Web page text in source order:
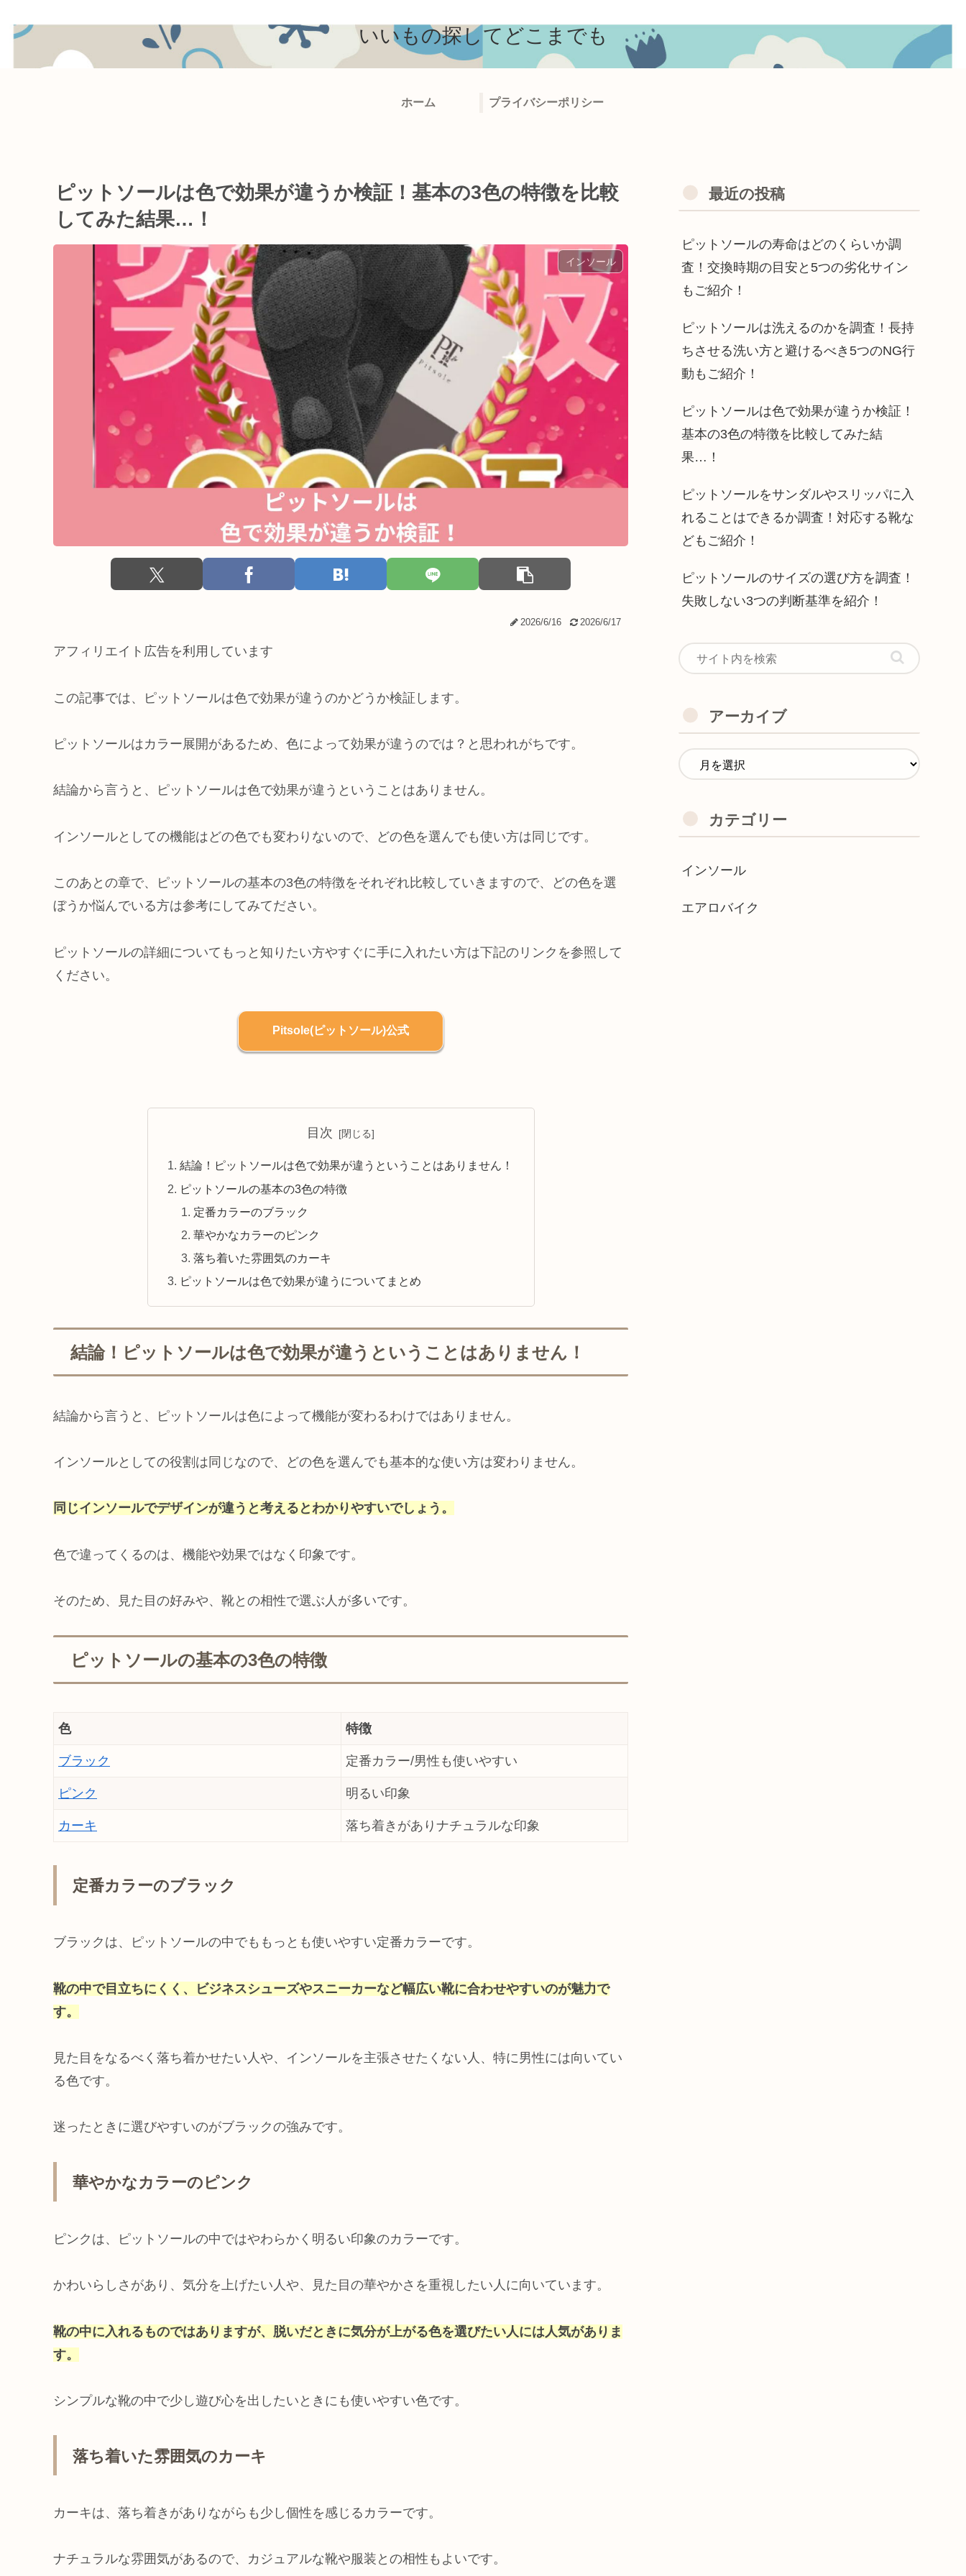
いいもの探してどこまでも
ホーム プライバシーポリシー
ピットソールは色で効果が違うか検証！基本の3色の特徴を比較
してみた結果…！
インソール
2026/6/16 2026/6/17
アフィリエイト広告を利用しています
この記事では、ピットソールは色で効果が違うのかどうか検証します。
ピットソールはカラー展開があるため、色によって効果が違うのでは？と思われがちです。
結論から言うと、ピットソールは色で効果が違うということはありません。
インソールとしての機能はどの色でも変わりないので、どの色を選んでも使い方は同じです。
このあとの章で、ピットソールの基本の3色の特徴をそれぞれ比較していきますので、どの色を選
ぼうか悩んでいる方は参考にしてみてださい。
ピットソールの詳細についてもっと知りたい方やすぐに手に入れたい方は下記のリンクを参照して
ください。
Pitsole(ピットソール)公式
目次
結論！ピットソールは色で効果が違うということはありません！
ピットソールの基本の3色の特徴
定番カラーのブラック
華やかなカラーのピンク
落ち着いた雰囲気のカーキ
ピットソールは色で効果が違うについてまとめ
結論！ピットソールは色で効果が違うということはありません！
結論から言うと、ピットソールは色によって機能が変わるわけではありません。
インソールとしての役割は同じなので、どの色を選んでも基本的な使い方は変わりません。
同じインソールでデザインが違うと考えるとわかりやすいでしょう。
色で違ってくるのは、機能や効果ではなく印象です。
そのため、見た目の好みや、靴との相性で選ぶ人が多いです。
ピットソールの基本の3色の特徴
色 特徴
ブラック 定番カラー/男性も使いやすい
ピンク 明るい印象
カーキ 落ち着きがありナチュラルな印象
定番カラーのブラック
ブラックは、ピットソールの中でももっとも使いやすい定番カラーです。
靴の中で目立ちにくく、ビジネスシューズやスニーカーなど幅広い靴に合わせやすいのが魅力で
す。
見た目をなるべく落ち着かせたい人や、インソールを主張させたくない人、特に男性には向いてい
る色です。
迷ったときに選びやすいのがブラックの強みです。
華やかなカラーのピンク
ピンクは、ピットソールの中ではやわらかく明るい印象のカラーです。
かわいらしさがあり、気分を上げたい人や、見た目の華やかさを重視したい人に向いています。
靴の中に入れるものではありますが、脱いだときに気分が上がる色を選びたい人には人気がありま
す。
シンプルな靴の中で少し遊び心を出したいときにも使いやすい色です。
落ち着いた雰囲気のカーキ
カーキは、落ち着きがありながらも少し個性を感じるカラーです。
ナチュラルな雰囲気があるので、カジュアルな靴や服装との相性もよいです。
最近の投稿
ピットソールの寿命はどのくらいか調
査！交換時期の目安と5つの劣化サイン
もご紹介！
ピットソールは洗えるのかを調査！長持
ちさせる洗い方と避けるべき5つのNG行
動もご紹介！
ピットソールは色で効果が違うか検証！
基本の3色の特徴を比較してみた結
果…！
ピットソールをサンダルやスリッパに入
れることはできるか調査！対応する靴な
どもご紹介！
ピットソールのサイズの選び方を調査！
失敗しない3つの判断基準を紹介！
アーカイブ
カテゴリー
インソール
エアロバイク